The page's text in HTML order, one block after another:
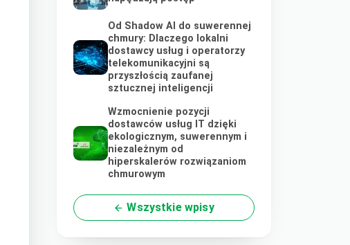
Od Shadow AI do suwerennej
chmury: Dlaczego lokalni
dostawcy usług i operatorzy
telekomunikacyjni są
przyszłością zaufanej
sztucznej inteligencji
Wzmocnienie pozycji
dostawców usług IT dzięki
ekologicznym, suwerennym i
niezależnym od
hiperskalerów rozwiązaniom
chmurowym
Wszystkie wpisy